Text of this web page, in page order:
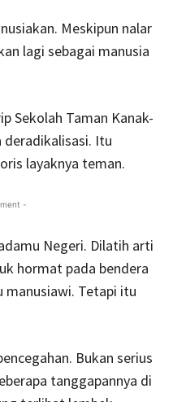
Meskipun nalar
lagi sebagai manusia
Sekolah Taman Kanak-
deradikalisasi. Itu
layaknya teman.
-
Negeri. Dilatih arti
hormat pada bendera
manusiawi. Tetapi itu
Bukan serius
tanggapannya di